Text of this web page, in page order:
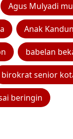
Agus Mulyadi
Anak
babelan
birokrat senior
beringin